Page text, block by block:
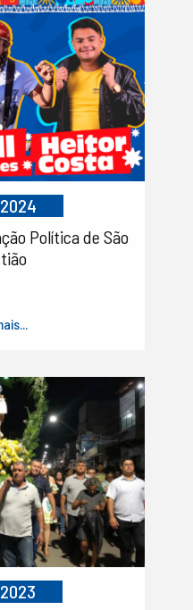
Política de São